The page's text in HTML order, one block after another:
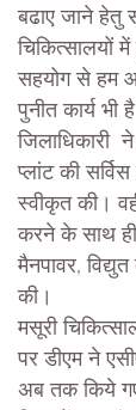
बढाए जाने हेतु
चिकित्सालयों
सहयोग से हम
पुनीत कार्य भी
जिलाधिकारी
प्लांट की
स्वीकृत की।
करने के साथ
मैनपावर,
की।
मसूरी
पर डीएम ने
अब तक किये